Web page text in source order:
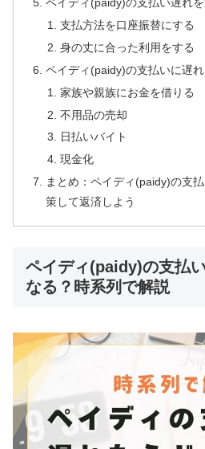
支払方法を口座振替にする
身の丈に合った利用をする
ペイディ(paidy)の支払いに遅
家族や親族にお金を借りる
不用品の売却
日払いバイト
現金化
まとめ：ペイディ(paidy)の支
策して返済しよう
ペイディ(paidy)の支払
なる？時系列で解説